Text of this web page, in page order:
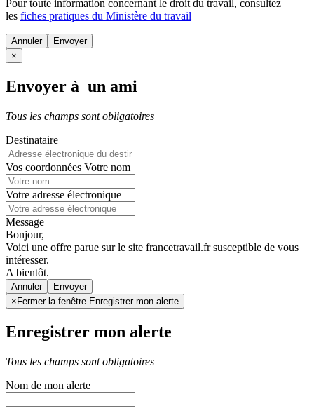
Pour toute information concernant le droit du travail , consultez
les fiches pratiques du Ministère du travail
Annuler
×
Envoyer à un ami
Tous les champs sont obligatoires
Destinataire
Vos coordonnées Votre nom
Votre adresse électronique
Message
Bonjour,
Voici une offre parue sur le site francetravail.fr susceptible de vous
intéresser.
A bientôt.
Annuler
× Fermer la fenêtre Enregistrer mon alerte
Enregistrer mon alerte
Tous les champs sont obligatoires
Nom de mon alerte